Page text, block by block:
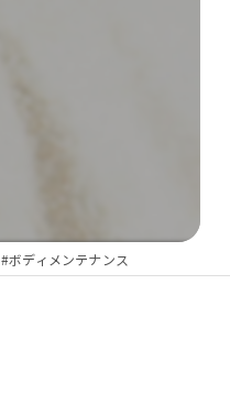
#ボディメンテナンス